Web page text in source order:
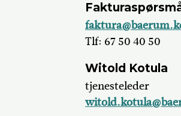
Tlf: 67 50 40 50
Witold Kotula
tjenesteleder